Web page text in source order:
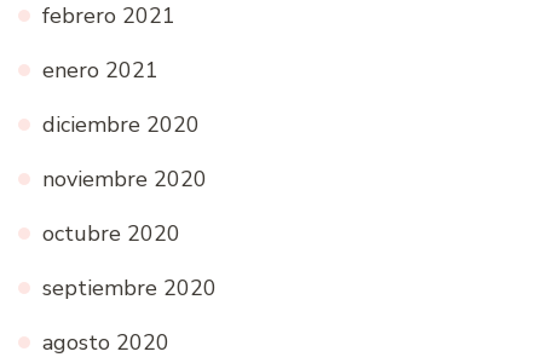
febrero 2021
enero 2021
diciembre 2020
noviembre 2020
octubre 2020
septiembre 2020
agosto 2020